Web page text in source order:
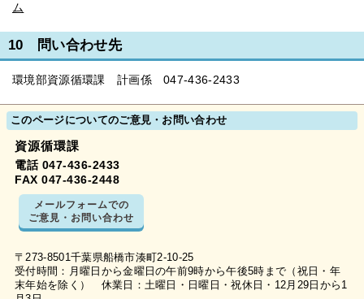
ム
10 問い合わせ先
環境部資源循環課 計画係 047-436-2433
このページについてのご意見・お問い合わせ
資源循環課
電話 047-436-2433
FAX 047-436-2448
メールフォームでの
ご意見・お問い合わせ
〒273-8501千葉県船橋市湊町2-10-25
受付時間：月曜日から金曜日の午前9時から午後5時まで（祝日・年
末年始を除く） 休業日：土曜日・日曜日・祝休日・12月29日から1